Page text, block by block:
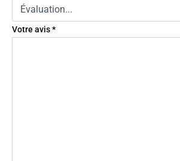
Votre avis*